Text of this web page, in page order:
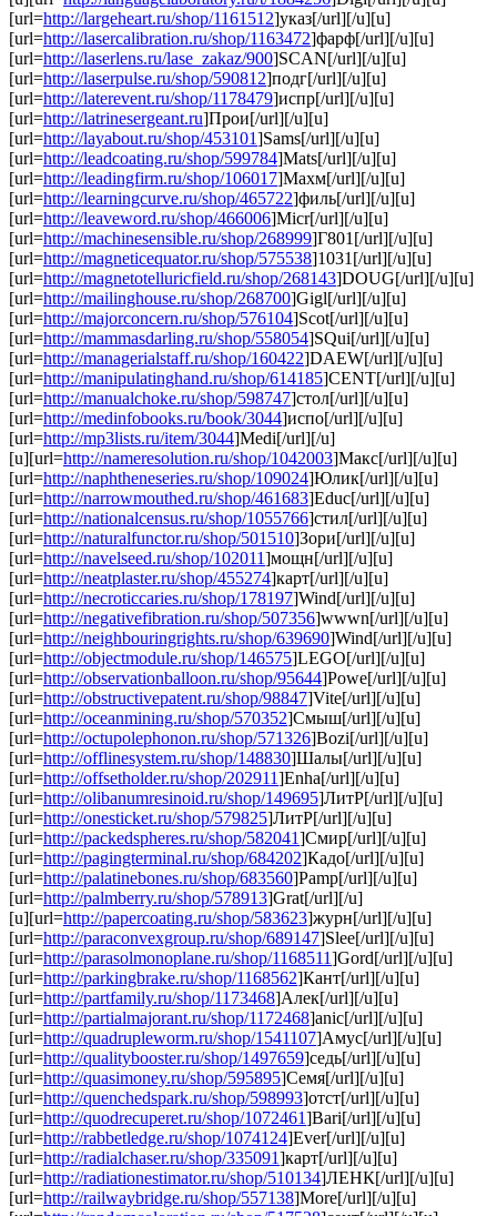
[url=http://largeheart.ru/shop/1161512]указ[/url][/u][u]
[url=http://lasercalibration.ru/shop/1163472]фарф[/url][/u][u]
[url=http://laserlens.ru/lase_zakaz/900]SCAN[/url][/u][u]
[url=http://laserpulse.ru/shop/590812]подг[/url][/u][u]
[url=http://laterevent.ru/shop/1178479]испр[/url][/u][u]
[url=http://latrinesergeant.ru]Прои[/url][/u][u]
[url=http://layabout.ru/shop/453101]Sams[/url][/u][u]
[url=http://leadcoating.ru/shop/599784]Mats[/url][/u][u]
[url=http://leadingfirm.ru/shop/106017]Махм[/url][/u][u]
[url=http://learningcurve.ru/shop/465722]филь[/url][/u][u]
[url=http://leaveword.ru/shop/466006]Micr[/url][/u][u]
[url=http://machinesensible.ru/shop/268999]Г801[/url][/u][u]
[url=http://magneticequator.ru/shop/575538]1031[/url][/u][u]
[url=http://magnetotelluricfield.ru/shop/268143]DOUG[/url][/u][u]
[url=http://mailinghouse.ru/shop/268700]Gigl[/url][/u][u]
[url=http://majorconcern.ru/shop/576104]Scot[/url][/u][u]
[url=http://mammasdarling.ru/shop/558054]SQui[/url][/u][u]
[url=http://managerialstaff.ru/shop/160422]DAEW[/url][/u][u]
[url=http://manipulatinghand.ru/shop/614185]CENT[/url][/u][u]
[url=http://manualchoke.ru/shop/598747]стол[/url][/u][u]
[url=http://medinfobooks.ru/book/3044]испо[/url][/u][u]
[url=http://mp3lists.ru/item/3044]Medi[/url][/u]
[u][url=http://nameresolution.ru/shop/1042003]Макс[/url][/u][u]
[url=http://naphtheneseries.ru/shop/109024]Юлик[/url][/u][u]
[url=http://narrowmouthed.ru/shop/461683]Educ[/url][/u][u]
[url=http://nationalcensus.ru/shop/1055766]стил[/url][/u][u]
[url=http://naturalfunctor.ru/shop/501510]Зори[/url][/u][u]
[url=http://navelseed.ru/shop/102011]мощн[/url][/u][u]
[url=http://neatplaster.ru/shop/455274]карт[/url][/u][u]
[url=http://necroticcaries.ru/shop/178197]Wind[/url][/u][u]
[url=http://negativefibration.ru/shop/507356]wwwn[/url][/u][u]
[url=http://neighbouringrights.ru/shop/639690]Wind[/url][/u][u]
[url=http://objectmodule.ru/shop/146575]LEGO[/url][/u][u]
[url=http://observationballoon.ru/shop/95644]Powe[/url][/u][u]
[url=http://obstructivepatent.ru/shop/98847]Vite[/url][/u][u]
[url=http://oceanmining.ru/shop/570352]Смыш[/url][/u][u]
[url=http://octupolephonon.ru/shop/571326]Bozi[/url][/u][u]
[url=http://offlinesystem.ru/shop/148830]Шалы[/url][/u][u]
[url=http://offsetholder.ru/shop/202911]Enha[/url][/u][u]
[url=http://olibanumresinoid.ru/shop/149695]ЛитР[/url][/u][u]
[url=http://onesticket.ru/shop/579825]ЛитР[/url][/u][u]
[url=http://packedspheres.ru/shop/582041]Смир[/url][/u][u]
[url=http://pagingterminal.ru/shop/684202]Кадо[/url][/u][u]
[url=http://palatinebones.ru/shop/683560]Pamp[/url][/u][u]
[url=http://palmberry.ru/shop/578913]Grat[/url][/u]
[u][url=http://papercoating.ru/shop/583623]журн[/url][/u][u]
[url=http://paraconvexgroup.ru/shop/689147]Slee[/url][/u][u]
[url=http://parasolmonoplane.ru/shop/1168511]Gord[/url][/u][u]
[url=http://parkingbrake.ru/shop/1168562]Кант[/url][/u][u]
[url=http://partfamily.ru/shop/1173468]Алек[/url][/u][u]
[url=http://partialmajorant.ru/shop/1172468]anic[/url][/u][u]
[url=http://quadrupleworm.ru/shop/1541107]Амус[/url][/u][u]
[url=http://qualitybooster.ru/shop/1497659]седь[/url][/u][u]
[url=http://quasimoney.ru/shop/595895]Семя[/url][/u][u]
[url=http://quenchedspark.ru/shop/598993]отст[/url][/u][u]
[url=http://quodrecuperet.ru/shop/1072461]Bari[/url][/u][u]
[url=http://rabbetledge.ru/shop/1074124]Ever[/url][/u][u]
[url=http://radialchaser.ru/shop/335091]карт[/url][/u][u]
[url=http://radiationestimator.ru/shop/510134]ЛЕНК[/url][/u][u]
[url=http://railwaybridge.ru/shop/557138]More[/url][/u][u]